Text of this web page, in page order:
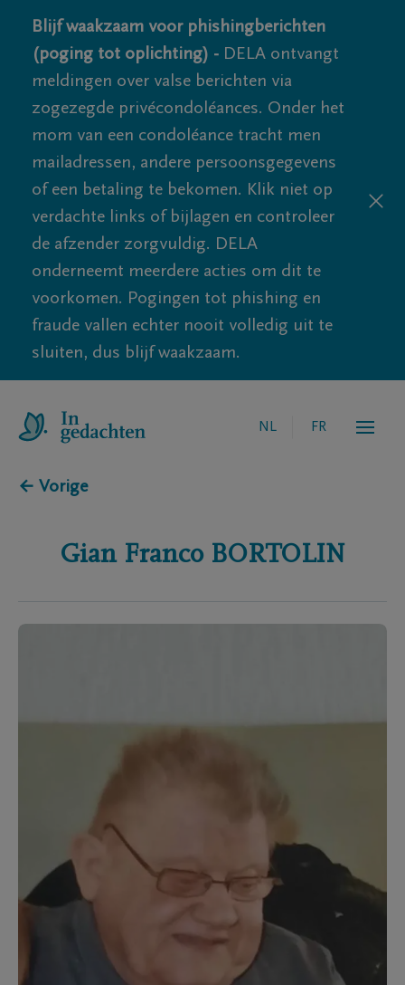
Blijf waakzaam voor phishingberichten
(poging tot oplichting) - DELA ontvangt
meldingen over valse berichten via
zogezegde privécondoléances. Onder het
mom van een condoléance tracht men
mailadressen, andere persoonsgegevens
of een betaling te bekomen. Klik niet op
verdachte links of bijlagen en controleer
de afzender zorgvuldig. DELA
onderneemt meerdere acties om dit te
voorkomen. Pogingen tot phishing en
fraude vallen echter nooit volledig uit te
sluiten, dus blijf waakzaam.
NL FR
← Vorige
Gian Franco BORTOLIN